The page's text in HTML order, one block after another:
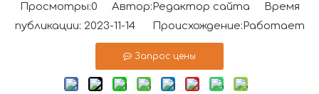
Просмотры:0 Автор:Pедактор сайта Время
публикации: 2023-11-14 Происхождение:Работает
Запрос цены